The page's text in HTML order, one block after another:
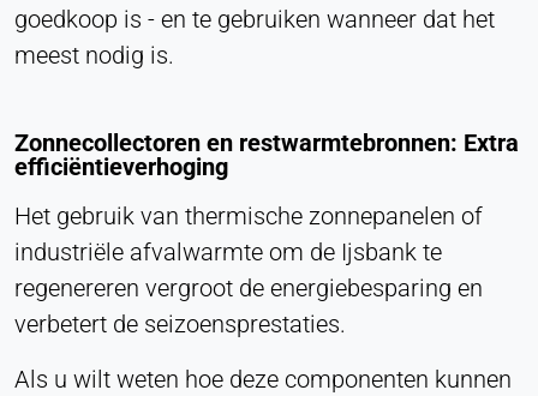
goedkoop is - en te gebruiken wanneer dat het
meest nodig is.
Zonnecollectoren en restwarmtebronnen: Extra
efficiëntieverhoging
Het gebruik van thermische zonnepanelen of
industriële afvalwarmte om de Ijsbank te
regenereren vergroot de energiebesparing en
verbetert de seizoensprestaties.
Als u wilt weten hoe deze componenten kunnen